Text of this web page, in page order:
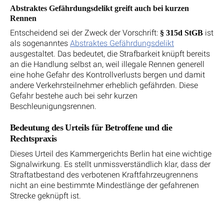
Abstraktes Gefährdungsdelikt greift auch bei kurzen
Rennen
Entscheidend sei der Zweck der Vorschrift: § 315d StGB ist
als sogenanntes Abstraktes Gefährdungsdelikt
ausgestaltet. Das bedeutet, die Strafbarkeit knüpft bereits
an die Handlung selbst an, weil illegale Rennen generell
eine hohe Gefahr des Kontrollverlusts bergen und damit
andere Verkehrsteilnehmer erheblich gefährden. Diese
Gefahr bestehe auch bei sehr kurzen
Beschleunigungsrennen.
Bedeutung des Urteils für Betroffene und die
Rechtspraxis
Dieses Urteil des Kammergerichts Berlin hat eine wichtige
Signalwirkung. Es stellt unmissverständlich klar, dass der
Straftatbestand des verbotenen Kraftfahrzeugrennens
nicht an eine bestimmte Mindestlänge der gefahrenen
Strecke geknüpft ist.